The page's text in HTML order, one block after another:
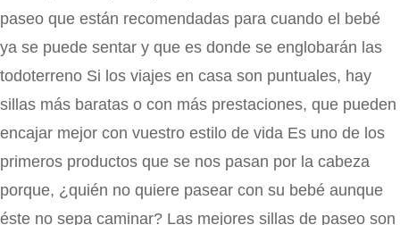
paseo que están recomendadas para cuando el bebé
ya se puede sentar y que es donde se englobarán las
todoterreno Si los viajes en casa son puntuales, hay
sillas más baratas o con más prestaciones, que pueden
encajar mejor con vuestro estilo de vida Es uno de los
primeros productos que se nos pasan por la cabeza
porque, ¿quién no quiere pasear con su bebé aunque
éste no sepa caminar? Las mejores sillas de paseo son